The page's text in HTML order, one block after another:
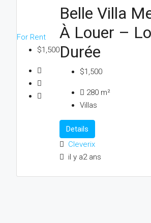
For Rent
$1,500
Belle Villa
À Louer –
Durée
$1,500
280 m²
Villas
Details
Cleverix
il y a2 ans